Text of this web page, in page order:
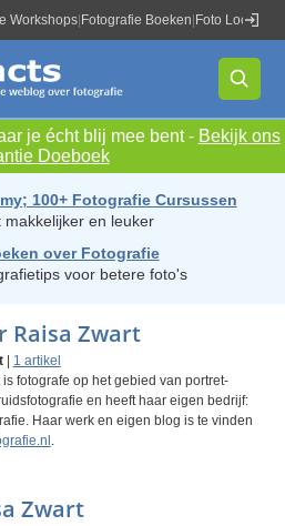
Workshops Fotografie Boeken Foto Locaties
je écht blij mee bent - Bekijk ons
Doeboek
100+ Fotografie Cursussen
en leuker
over Fotografie
voor betere foto's
Raisa Zwart
| 1 artikel
is fotografe op het gebied van portret-
en heeft haar eigen bedrijf:
Haar werk en eigen blog is te vinden
.
Zwart